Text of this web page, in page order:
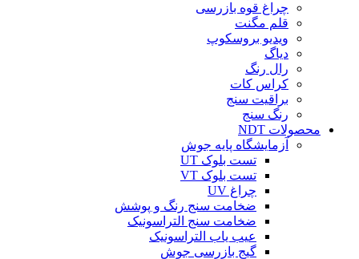
چراغ قوه بازرسی
قلم مگنت
ویدیو بروسکوپ
دیاگ
رال رنگ
کراس کات
براقیت سنج
رنگ سنج
محصولات NDT
آزمایشگاه پایه جوش
تست بلوک UT
تست بلوک VT
چراغ UV
ضخامت سنج رنگ و پوشش
ضخامت سنج التراسونیک
عیب یاب التراسونیک
گیج بازرسی جوش